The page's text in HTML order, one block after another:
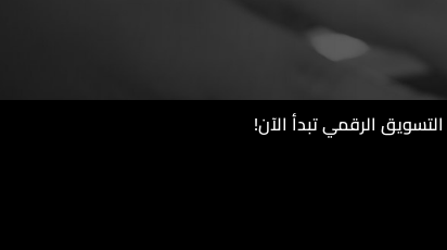
الرقمي تبدأ الآن!